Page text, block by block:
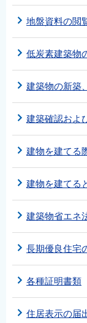
地盤資料の閲
低炭素建築物
建築物の新築
建築確認およ
建物を建てる
建物を建てる
建築物省エネ
長期優良住宅
各種証明書類
住居表示の届